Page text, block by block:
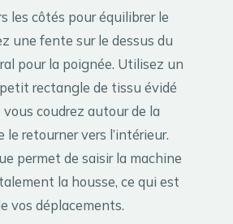
les côtés pour équilibrer le
une fente sur le dessus du
pour la poignée. Utilisez un
rectangle de tissu évidé
coudrez autour de la
retourner vers l’intérieur.
permet de saisir la machine
la housse, ce qui est
vos déplacements.